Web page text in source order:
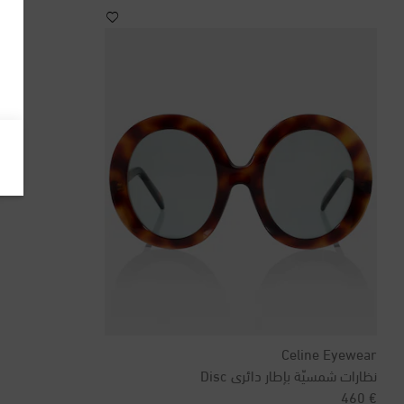
Celine Eyewear
نظارات شمسيّة بإطار دائري Disc
€ 460
original price